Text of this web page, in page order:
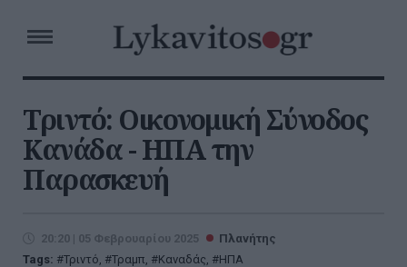
Τριντό: Οικονομική Σύνοδος
Κανάδα - ΗΠΑ την
Παρασκευή
20:20 | 05 Φεβρουαρίου 2025
Πλανήτης
Tags:
Τριντό, Τραμπ, Καναδάς, ΗΠΑ